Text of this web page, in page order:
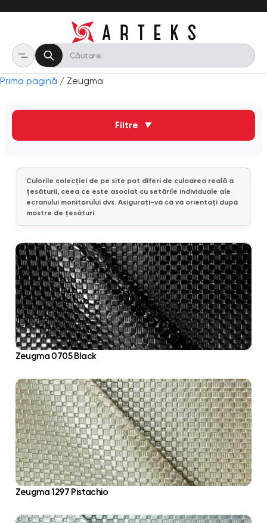
Prima pagină / Zeugma
Filtre ▼
Culorile colecției de pe site pot diferi de culoarea reală a
țesăturii, ceea ce este asociat cu setările individuale ale
ecranului monitorului dvs. Asigurați-vă că vă orientați după
mostre de țesături.
Zeugma 0705 Black
Zeugma 1297 Pistachio